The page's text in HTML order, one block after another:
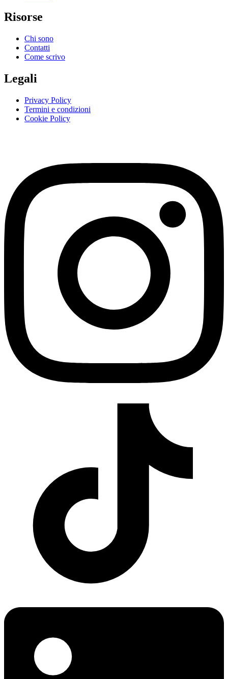
Risorse
Chi sono
Contatti
Come scrivo
Legali
Privacy Policy
Termini e condizioni
Cookie Policy